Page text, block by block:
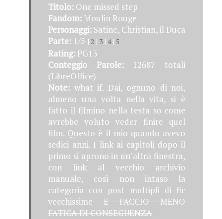
Titolo: One missed step
Fandom: Moulin Rouge
Personaggi: Satine, Christian, il Duca
Parte: 1/5 | 2 | 3 | 4| 5
Rating: PG13
Conteggio Parole:12687 totali
(LibreOffice)
Note: what if. Dai, ognuno di noi,
almeno una volta nella vita, si è
fatto il filmino nella testa so come
avrebbe voluto veder finire quel
film. Questo è il mio quando avevo
sedici anni. I link ai capitoli dopo il
primo si aprono in un’altra finestra,
con link al vecchio archivio
manuale, così non intaso la
categoria con post multipli di fic
vecchissime E FACCIO MENO
FATICA DI CONSEGUENZA